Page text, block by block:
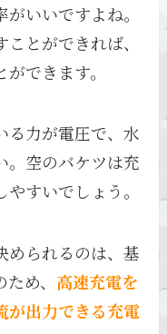
いいですよね。
とができれば、
できます。
る力が電圧で、水
。空のバケツは充
すいでしょう。
められるのは、基
め、 高速充電を
が出力できる充電